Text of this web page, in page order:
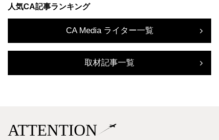
人気CA記事ランキング
CA Media ライター一覧
取材記事一覧
ATTENTION